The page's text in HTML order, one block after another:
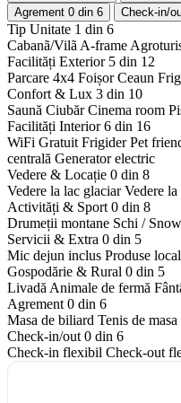
Agrement 0 din 6 Check-in/
Tip Unitate 1 din 6
Cabanã/Vilã A-frame
Facilități Exterior 5 din 12
Parcare 4x4 Foișor Ceaun
Confort & Lux 3 din 10
Saună Ciubăr Cinema room
Facilități Interior6 din 16
WiFi Gratuit Frigider Pet
centrală Generator electric
Vedere & Locație 0 din 8
Vedere la lac glaciar Vedere
Activități & Sport 0 din 8
Drumeții montane Schi /
Servicii & Extra 0 din 5
Mic dejun inclus Produse
Gospodărie & Rural 0 din 5
Livadă Animale de fermă
Agrement 0 din 6
Masa de biliard Tenis de masa
Check-in/out 0 din 6
Check-in flexibil Check-out